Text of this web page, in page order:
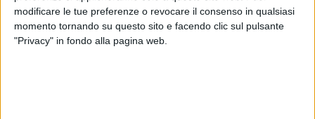
modificare le tue preferenze o revocare il consenso in qualsiasi
momento tornando su questo sito e facendo clic sul pulsante
"Privacy" in fondo alla pagina web.
chiedere sostegni per AdBlue